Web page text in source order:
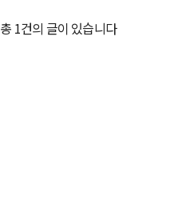
총 1건의 글이 있습니다